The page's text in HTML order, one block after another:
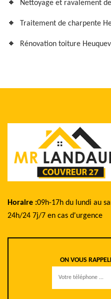
Nettoyage et ravalement
Traitement de charpente
Rénovation toiture
Horaire :09h-17h du lundi au
24h/24 7j/7 en cas d'urgence
ON VOUS